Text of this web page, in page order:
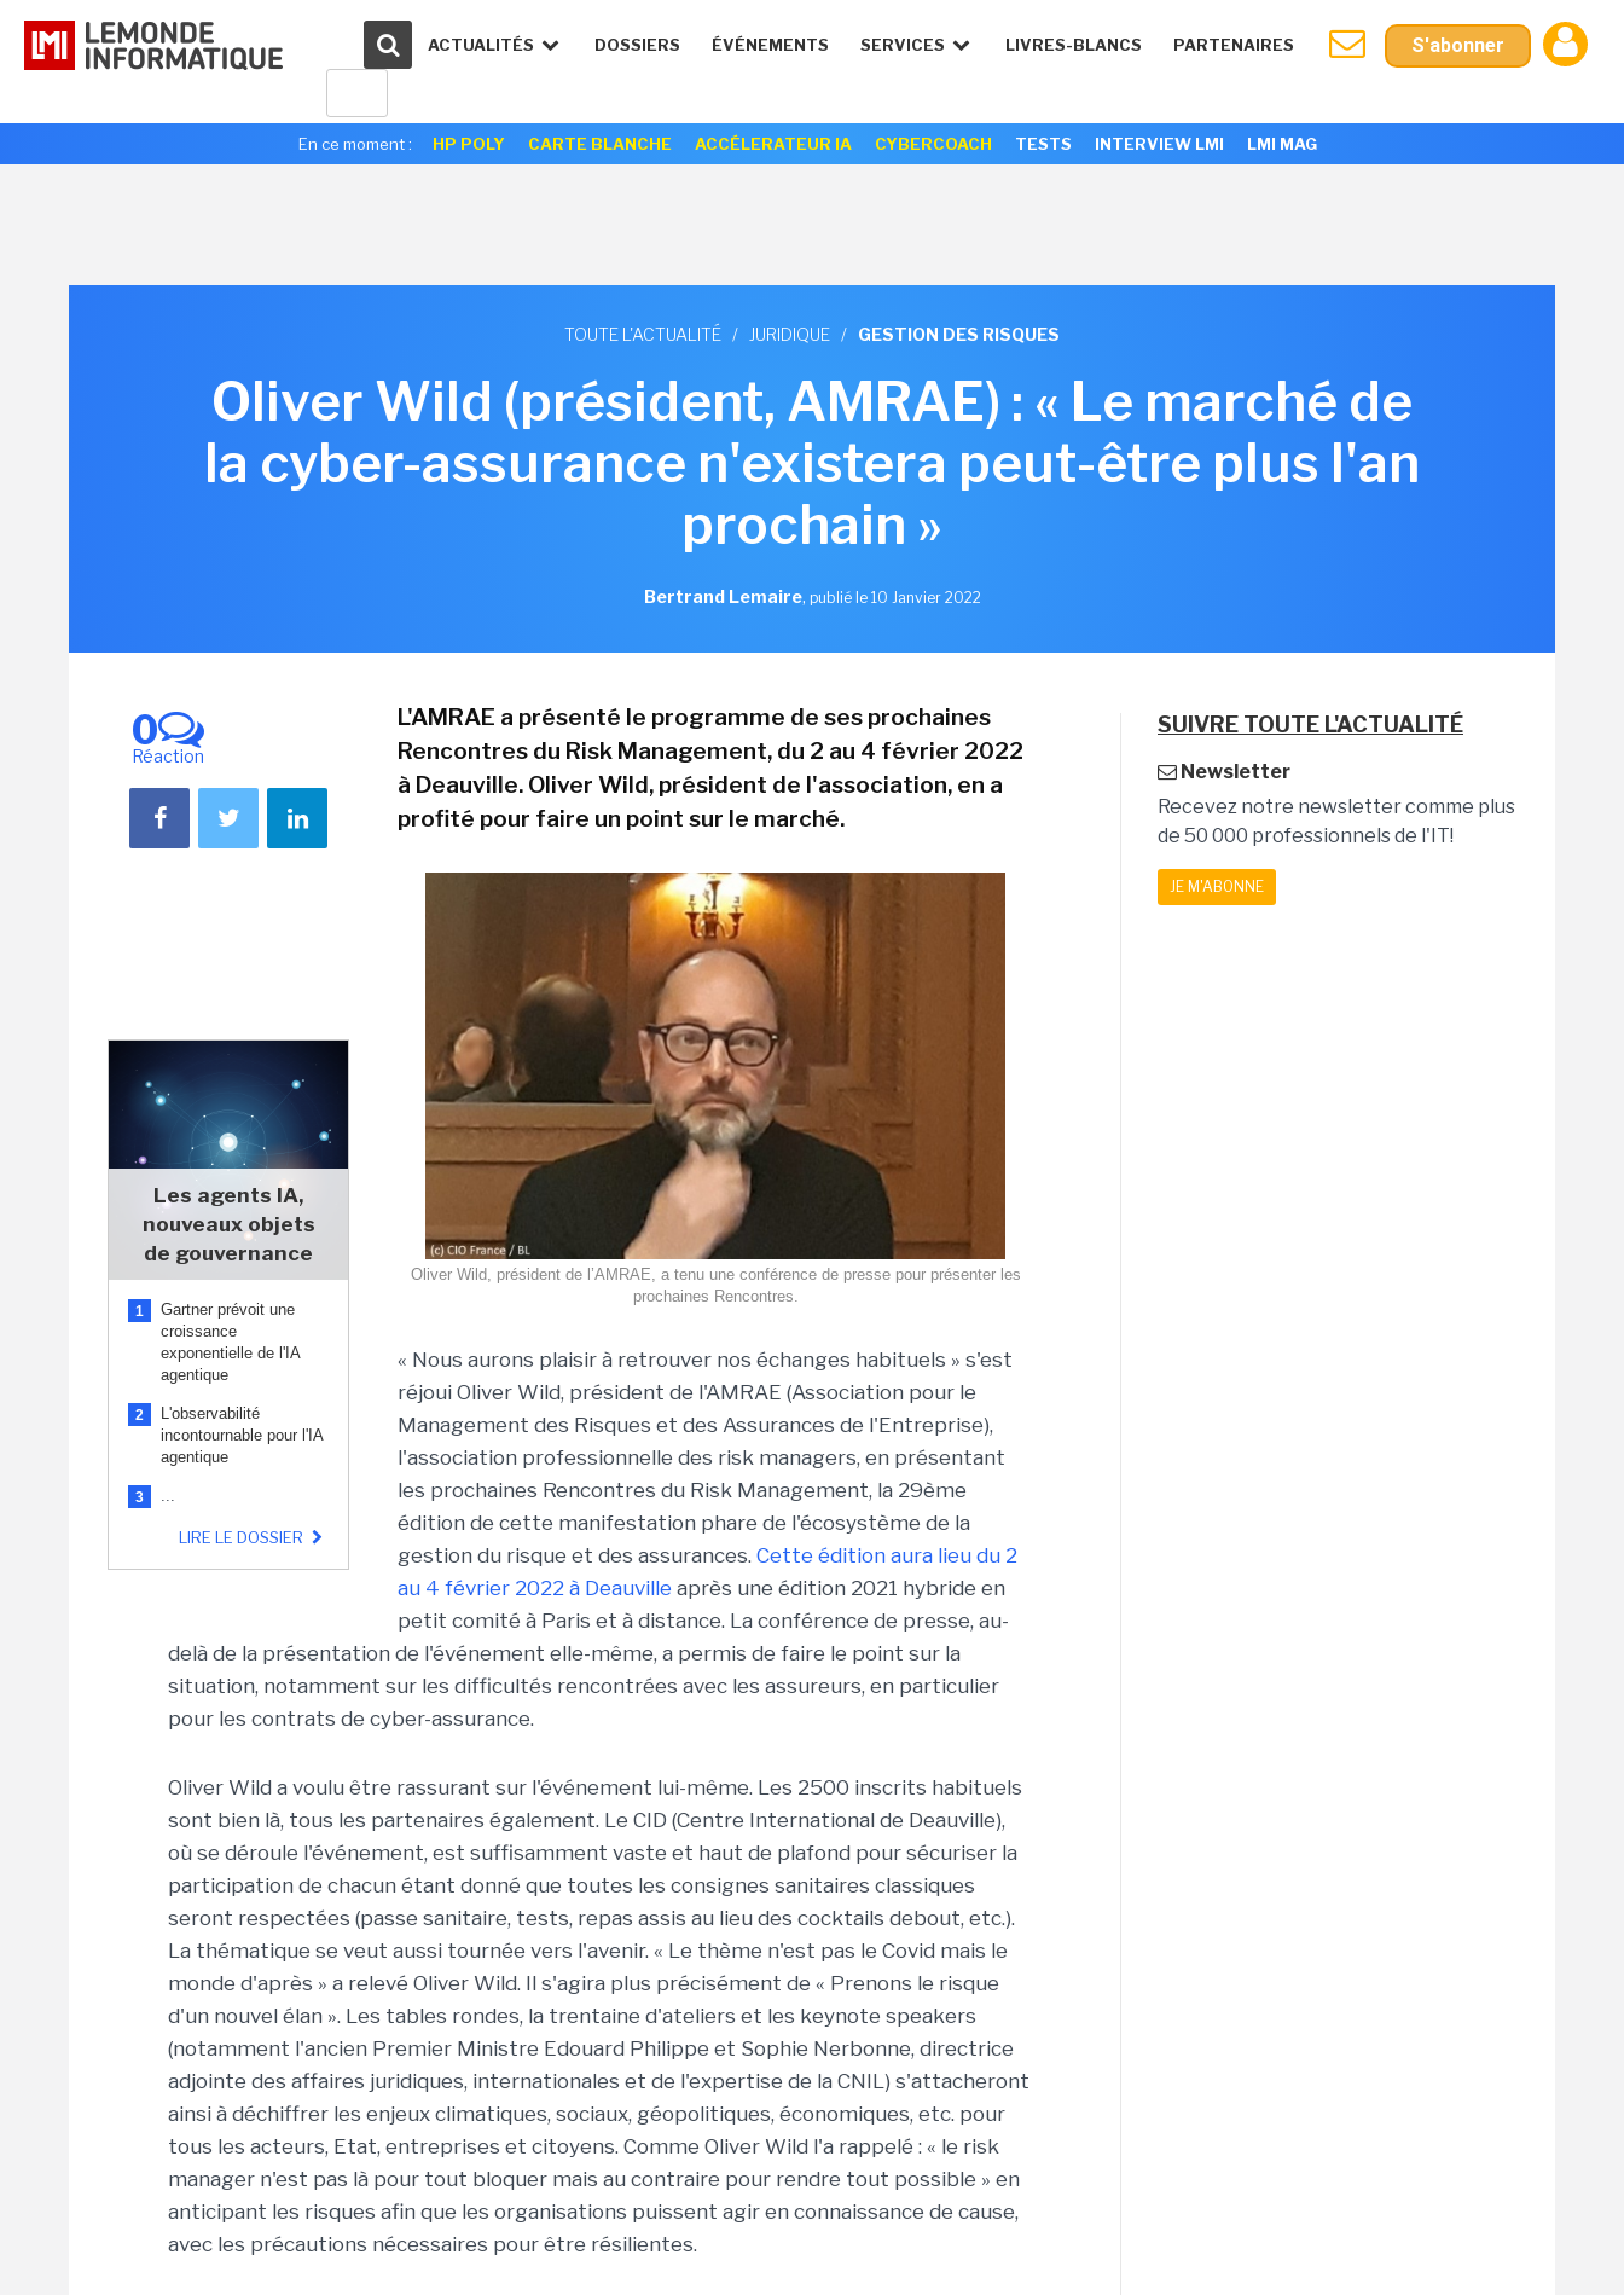
ACTUALITÉS DOSSIERS ÉVÉNEMENTS SERVICES LIVRES-BLANCS PARTENAIRES S'abonner
En ce moment : HP POLY CARTE BLANCHE ACCÉLERATEUR IA CYBERCOACH TESTS INTERVIEW LMI LMI MAG
TOUTE L'ACTUALITÉ / JURIDIQUE / GESTION DES RISQUES
Oliver Wild (président, AMRAE) : « Le marché de
la cyber-assurance n'existera peut-être plus l'an
prochain »
Bertrand Lemaire, publié le 10 Janvier 2022
0
Réaction
Les agents IA,
nouveaux objets
de gouvernance
1
Gartner prévoit une
croissance
exponentielle de l'IA
agentique
2
L'observabilité
incontournable pour l'IA
agentique
3 ...
LIRE LE DOSSIER
L'AMRAE a présenté le programme de ses prochaines
Rencontres du Risk Management, du 2 au 4 février 2022
à Deauville. Oliver Wild, président de l'association, en a
profité pour faire un point sur le marché.
Oliver Wild, président de l’AMRAE, a tenu une conférence de presse pour présenter les
prochaines Rencontres.
« Nous aurons plaisir à retrouver nos échanges habituels » s'est
réjoui Oliver Wild, président de l'AMRAE (Association pour le
Management des Risques et des Assurances de l'Entreprise),
l'association professionnelle des risk managers, en présentant
les prochaines Rencontres du Risk Management, la 29ème
édition de cette manifestation phare de l'écosystème de la
gestion du risque et des assurances. Cette édition aura lieu du 2
au 4 février 2022 à Deauville après une édition 2021 hybride en
petit comité à Paris et à distance. La conférence de presse, au-
delà de la présentation de l'événement elle-même, a permis de faire le point sur la
situation, notamment sur les difficultés rencontrées avec les assureurs, en particulier
pour les contrats de cyber-assurance.
Oliver Wild a voulu être rassurant sur l'événement lui-même. Les 2500 inscrits habituels
sont bien là, tous les partenaires également. Le CID (Centre International de Deauville),
où se déroule l'événement, est suffisamment vaste et haut de plafond pour sécuriser la
participation de chacun étant donné que toutes les consignes sanitaires classiques
seront respectées (passe sanitaire, tests, repas assis au lieu des cocktails debout, etc.).
La thématique se veut aussi tournée vers l'avenir. « Le thème n'est pas le Covid mais le
monde d'après » a relevé Oliver Wild. Il s'agira plus précisément de « Prenons le risque
d'un nouvel élan ». Les tables rondes, la trentaine d'ateliers et les keynote speakers
(notamment l'ancien Premier Ministre Edouard Philippe et Sophie Nerbonne, directrice
adjointe des affaires juridiques, internationales et de l'expertise de la CNIL) s'attacheront
ainsi à déchiffrer les enjeux climatiques, sociaux, géopolitiques, économiques, etc. pour
tous les acteurs, Etat, entreprises et citoyens. Comme Oliver Wild l'a rappelé : « le risk
manager n'est pas là pour tout bloquer mais au contraire pour rendre tout possible » en
anticipant les risques afin que les organisations puissent agir en connaissance de cause,
avec les précautions nécessaires pour être résilientes.
SUIVRE TOUTE L'ACTUALITÉ
Newsletter
Recevez notre newsletter comme plus
de 50 000 professionnels de l'IT!
JE M'ABONNE